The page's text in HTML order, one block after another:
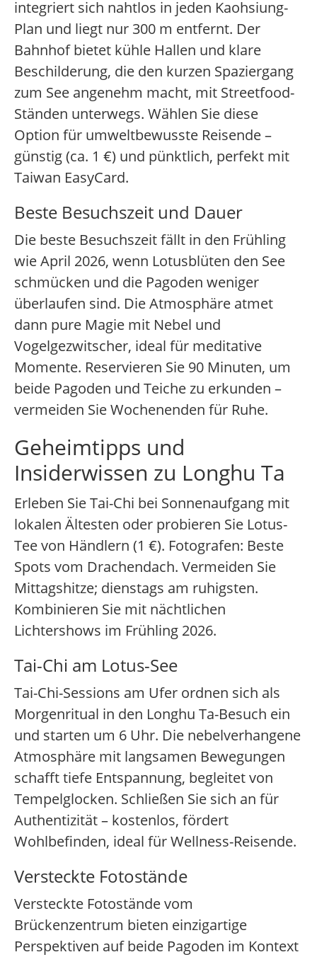
integriert sich nahtlos in jeden Kaohsiung-
Plan und liegt nur 300 m entfernt. Der
Bahnhof bietet kühle Hallen und klare
Beschilderung, die den kurzen Spaziergang
zum See angenehm macht, mit Streetfood-
Ständen unterwegs. Wählen Sie diese
Option für umweltbewusste Reisende –
günstig (ca. 1 €) und pünktlich, perfekt mit
Taiwan EasyCard.
Beste Besuchszeit und Dauer
Die beste Besuchszeit fällt in den Frühling
wie April 2026, wenn Lotusblüten den See
schmücken und die Pagoden weniger
überlaufen sind. Die Atmosphäre atmet
dann pure Magie mit Nebel und
Vogelgezwitscher, ideal für meditative
Momente. Reservieren Sie 90 Minuten, um
beide Pagoden und Teiche zu erkunden –
vermeiden Sie Wochenenden für Ruhe.
Geheimtipps und
Insiderwissen zu Longhu Ta
Erleben Sie Tai-Chi bei Sonnenaufgang mit
lokalen Ältesten oder probieren Sie Lotus-
Tee von Händlern (1 €). Fotografen: Beste
Spots vom Drachendach. Vermeiden Sie
Mittagshitze; dienstags am ruhigsten.
Kombinieren Sie mit nächtlichen
Lichtershows im Frühling 2026.
Tai-Chi am Lotus-See
Tai-Chi-Sessions am Ufer ordnen sich als
Morgenritual in den Longhu Ta-Besuch ein
und starten um 6 Uhr. Die nebelverhangene
Atmosphäre mit langsamen Bewegungen
schafft tiefe Entspannung, begleitet von
Tempelglocken. Schließen Sie sich an für
Authentizität – kostenlos, fördert
Wohlbefinden, ideal für Wellness-Reisende.
Versteckte Fotostände
Versteckte Fotostände vom
Brückenzentrum bieten einzigartige
Perspektiven auf beide Pagoden im Kontext